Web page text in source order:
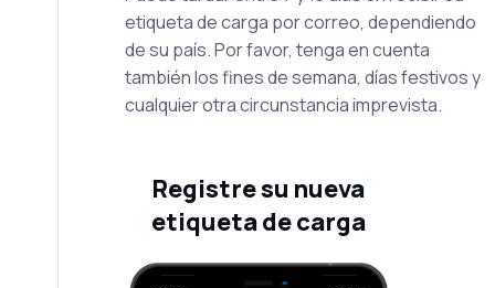
etiqueta de carga por correo, dependiendo
de su país. Por favor, tenga en cuenta
también los fines de semana, días festivos y
cualquier otra circunstancia imprevista.
Registre su nueva
etiqueta de carga